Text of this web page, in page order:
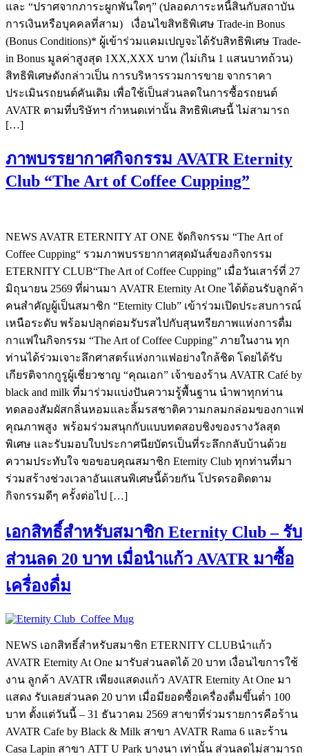
และ “ปราศจากภาระผูกพันใดๆ” (ปลอดภาระหนี้สินกับสถาบัน
การเงินหรือบุคคลที่สาม) เงื่อนไขสิทธิพิเศษ Trade-in Bonus
(Bonus Conditions)* ผู้เข้าร่วมแคมเปญจะได้รับสิทธิพิเศษ Trade-
in Bonus มูลค่าสูงสุด 1XX,XXX บาท (ไม่เกิน 1 แสนบาทถ้วน)
สิทธิพิเศษดังกล่าวเป็น การบริหารรวมการขาย จากราคา
ประเมินรถยนต์คันเดิม เพื่อใช้เป็นส่วนลดในการซื้อรถยนต์
AVATR ตามที่บริษัทฯ กำหนดเท่านั้น สิทธิพิเศษนี้ ไม่สามารถ
[…]
ภาพบรรยากาศกิจกรรม AVATR Eternity
Club “The Art of Coffee Cupping”
NEWS AVATR ETERNITY AT ONE จัดกิจกรรม “The Art of
Coffee Cupping“ รวมภาพบรรยากาศสุดมันส์ของกิจกรรม
ETERNITY CLUB“The Art of Coffee Cupping” เมื่อวันเสาร์ที่ 27
มิถุนายน 2569 ที่ผ่านมา AVATR Eternity At One ได้ต้อนรับลูกค้า
คนสำคัญผู้เป็นสมาชิก “Eternity Club” เข้าร่วมเปิดประสบการณ์
เหนือระดับ พร้อมปลุกต่อมรับรสไปกับสุนทรียภาพแห่งการดื่ม
กาแฟในกิจกรรม “The Art of Coffee Cupping” ภายในงาน ทุก
ท่านได้ร่วมเจาะลึกศาสตร์แห่งกาแฟอย่างใกล้ชิด โดยได้รับ
เกียรติจากกูรูผู้เชี่ยวชาญ “คุณเอก” เจ้าของร้าน AVATR Café by
black and milk ที่มาร่วมแบ่งปันความรู้พื้นฐาน นำพาทุกท่าน
ทดลองสัมผัสกลิ่นหอมและลิ้มรสชาติความกลมกล่อมของกาแฟ
คุณภาพสูง พร้อมร่วมสนุกกับแบบทดสอบชิงของรางวัลสุด
พิเศษ และรับมอบใบประกาศนียบัตรเป็นที่ระลึกกลับบ้านด้วย
ความประทับใจ ขอขอบคุณสมาชิก Eternity Club ทุกท่านที่มา
ร่วมสร้างช่วงเวลาอันแสนพิเศษนี้ด้วยกัน โปรดรอติดตาม
กิจกรรมดีๆ ครั้งต่อไป […]
เอกสิทธิ์สำหรับสมาชิก Eternity Club – รับ
ส่วนลด 20 บาท เมื่อนำแก้ว AVATR มาซื้อ
เครื่องดื่ม
NEWS เอกสิทธิ์สำหรับสมาชิก ETERNITY CLUBนำแก้ว
AVATR Eternity At One มารับส่วนลดได้ 20 บาท เงื่อนไขการใช้
งาน ลูกค้า AVATR เพียงแสดงแก้ว AVATR Eternity At One มา
แสดง รับเลยส่วนลด 20 บาท เมื่อมียอดซื้อเครื่องดื่มขึ้นต่ำ 100
บาท ตั้งแต่วันนี้ – 31 ธันวาคม 2569 สาขาที่ร่วมรายการคือร้าน
AVATR Cafe by Black & Milk สาขา AVATR Rama 6 และร้าน
Casa Lapin สาขา ATT U Park บางนา เท่านั้น ส่วนลดไม่สามารถ